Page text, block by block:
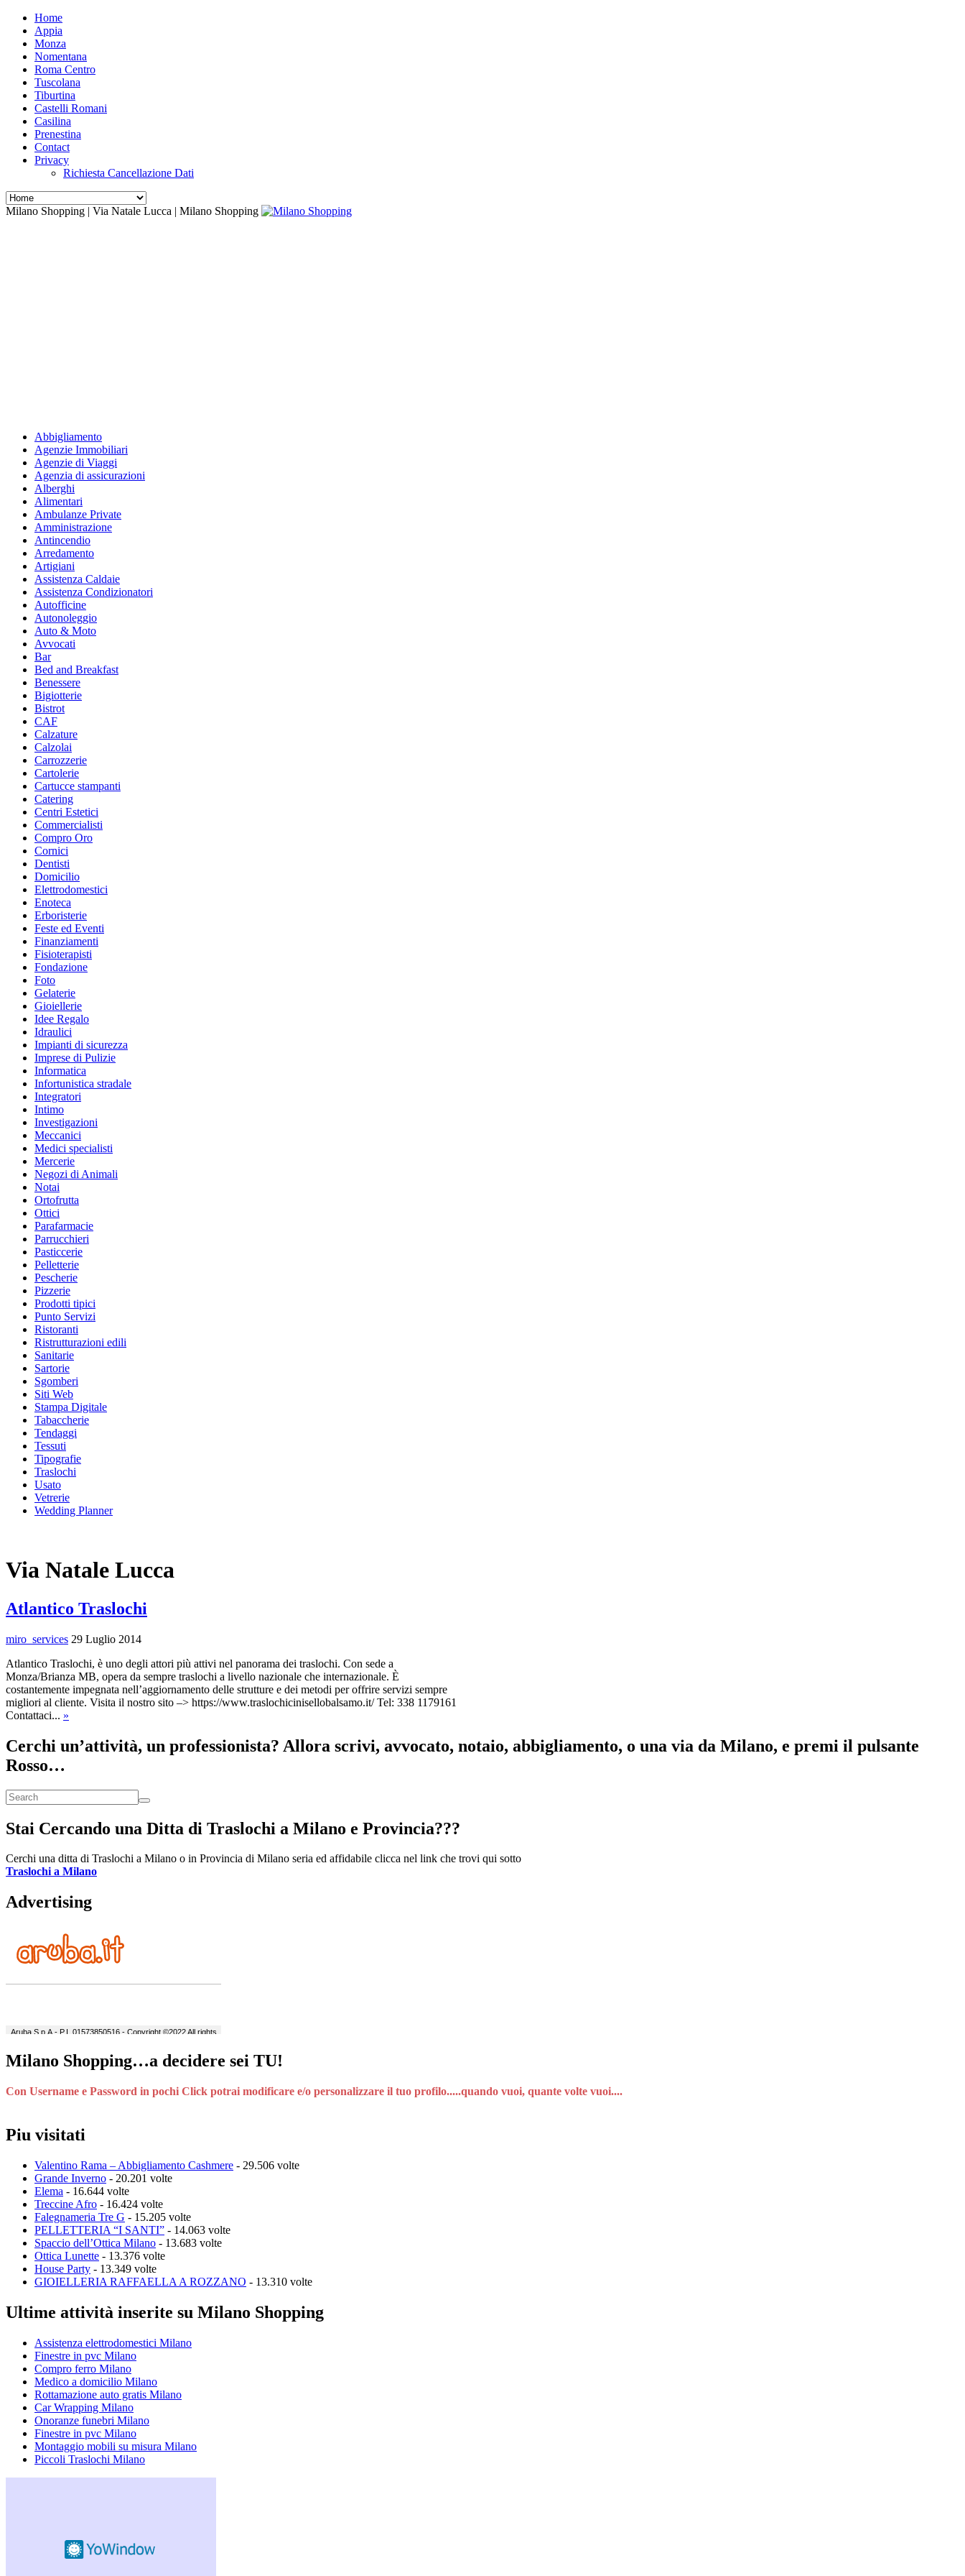
Home
Appia
Monza
Nomentana
Roma Centro
Tuscolana
Tiburtina
Castelli Romani
Casilina
Prenestina
Contact
Privacy
Richiesta Cancellazione Dati
Milano Shopping | Via Natale Lucca | Milano Shopping
Abbigliamento
Agenzie Immobiliari
Agenzie di Viaggi
Agenzia di assicurazioni
Alberghi
Alimentari
Ambulanze Private
Amministrazione
Antincendio
Arredamento
Artigiani
Assistenza Caldaie
Assistenza Condizionatori
Autofficine
Autonoleggio
Auto & Moto
Avvocati
Bar
Bed and Breakfast
Benessere
Bigiotterie
Bistrot
CAF
Calzature
Calzolai
Carrozzerie
Cartolerie
Cartucce stampanti
Catering
Centri Estetici
Commercialisti
Compro Oro
Cornici
Dentisti
Domicilio
Elettrodomestici
Enoteca
Erboristerie
Feste ed Eventi
Finanziamenti
Fisioterapisti
Fondazione
Foto
Gelaterie
Gioiellerie
Idee Regalo
Idraulici
Impianti di sicurezza
Imprese di Pulizie
Informatica
Infortunistica stradale
Integratori
Intimo
Investigazioni
Meccanici
Medici specialisti
Mercerie
Negozi di Animali
Notai
Ortofrutta
Ottici
Parafarmacie
Parrucchieri
Pasticcerie
Pelletterie
Pescherie
Pizzerie
Prodotti tipici
Punto Servizi
Ristoranti
Ristrutturazioni edili
Sanitarie
Sartorie
Sgomberi
Siti Web
Stampa Digitale
Tabaccherie
Tendaggi
Tessuti
Tipografie
Traslochi
Usato
Vetrerie
Wedding Planner
Via Natale Lucca
Atlantico Traslochi
miro_services 29 Luglio 2014
Atlantico Traslochi, è uno degli attori più attivi nel panorama dei traslochi. Con sede a
Monza/Brianza MB, opera da sempre traslochi a livello nazionale che internazionale. È
costantemente impegnata nell’aggiornamento delle strutture e dei metodi per offrire servizi sempre
migliori al cliente. Visita il nostro sito –> https://www.traslochicinisellobalsamo.it/ Tel: 338 1179161
Contattaci... »
Cerchi un’attività, un professionista? Allora scrivi, avvocato, notaio, abbigliamento, o una via da Milano, e premi il pulsante
Rosso…
Stai Cercando una Ditta di Traslochi a Milano e Provincia???
Cerchi una ditta di Traslochi a Milano o in Provincia di Milano seria ed affidabile clicca nel link che trovi qui sotto
Traslochi a Milano
Advertising
Milano Shopping…a decidere sei TU!
Con Username e Password in pochi Click potrai modificare e/o personalizzare il tuo profilo.....quando vuoi, quante volte vuoi....
Piu visitati
Valentino Rama – Abbigliamento Cashmere - 29.506 volte
Grande Inverno - 20.201 volte
Elema - 16.644 volte
Treccine Afro - 16.424 volte
Falegnameria Tre G - 15.205 volte
PELLETTERIA “I SANTI” - 14.063 volte
Spaccio dell’Ottica Milano - 13.683 volte
Ottica Lunette - 13.376 volte
House Party - 13.349 volte
GIOIELLERIA RAFFAELLA A ROZZANO - 13.310 volte
Ultime attività inserite su Milano Shopping
Assistenza elettrodomestici Milano
Finestre in pvc Milano
Compro ferro Milano
Medico a domicilio Milano
Rottamazione auto gratis Milano
Car Wrapping Milano
Onoranze funebri Milano
Finestre in pvc Milano
Montaggio mobili su misura Milano
Piccoli Traslochi Milano